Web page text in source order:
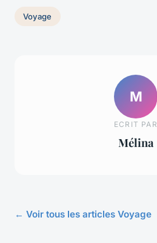
Voyage
M
ECRIT PAR
Mélina
← Voir tous les articles Voyage